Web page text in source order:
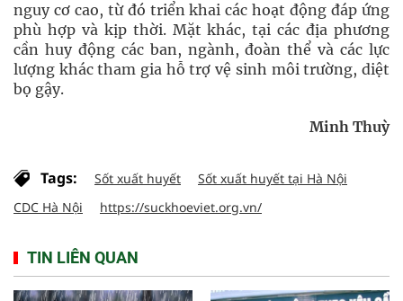
nguy cơ cao, từ đó triển khai các hoạt động đáp ứng
phù hợp và kịp thời. Mặt khác, tại các địa phương
cần huy động các ban, ngành, đoàn thể và các lực
lượng khác tham gia hỗ trợ vệ sinh môi trường, diệt
bọ gậy.
Minh Thuỳ
Tags: Sốt xuất huyết
Sốt xuất huyết tại Hà Nội
CDC Hà Nội
https://suckhoeviet.org.vn/
TIN LIÊN QUAN